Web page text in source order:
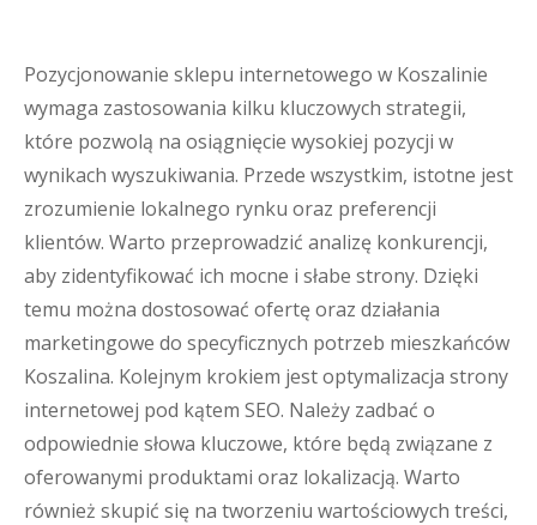
Pozycjonowanie sklepu internetowego w Koszalinie
wymaga zastosowania kilku kluczowych strategii,
które pozwolą na osiągnięcie wysokiej pozycji w
wynikach wyszukiwania. Przede wszystkim, istotne jest
zrozumienie lokalnego rynku oraz preferencji
klientów. Warto przeprowadzić analizę konkurencji,
aby zidentyfikować ich mocne i słabe strony. Dzięki
temu można dostosować ofertę oraz działania
marketingowe do specyficznych potrzeb mieszkańców
Koszalina. Kolejnym krokiem jest optymalizacja strony
internetowej pod kątem SEO. Należy zadbać o
odpowiednie słowa kluczowe, które będą związane z
oferowanymi produktami oraz lokalizacją. Warto
również skupić się na tworzeniu wartościowych treści,